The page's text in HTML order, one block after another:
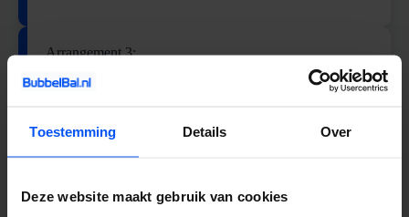
Toestemming Details Over
Deze website maakt gebruik van cookies
+/- 2 uur spelplezier
Arrangement 3:
1 uur Bubbelbal